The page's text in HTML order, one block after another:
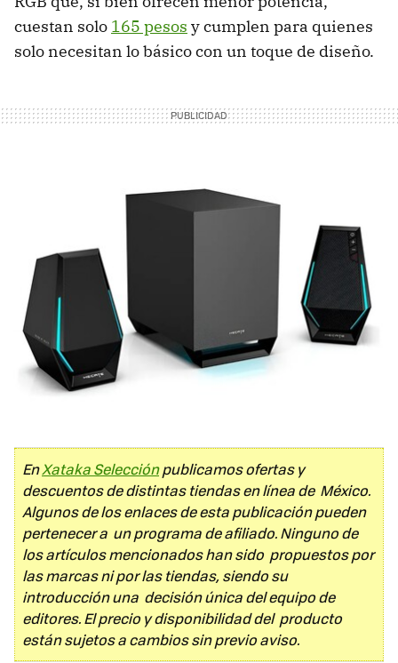
cuestan solo 165 pesos y cumplen para quienes
solo necesitan lo básico con un toque de diseño.
EnXataka Selecciónpublicamos ofertas y
descuentos de distintas tiendas en línea de México.
Algunos de los enlaces de esta publicación pueden
pertenecer a un programa de afiliado. Ninguno de
los artículos mencionados han sido propuestos por
las marcas ni por las tiendas, siendo su
introducción una decisión única del equipo de
editores. El precio y disponibilidad del producto
están sujetos a cambios sin previo aviso.